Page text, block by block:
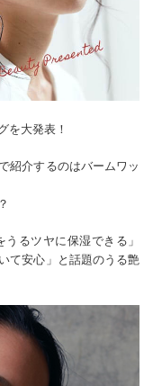
を大発表！
紹介するのはバームワッ
るツヤに保湿できる」
て安心」と話題のうる艶